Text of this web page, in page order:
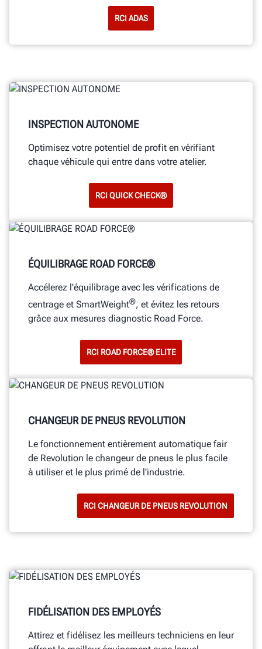
RCI ADAS
INSPECTION AUTONOME
Optimisez votre potentiel de profit en vérifiant
chaque véhicule qui entre dans votre atelier.
RCI QUICK CHECK®
ÉQUILIBRAGE ROAD FORCE®
Accélerez l'équilibrage avec les vérifications de
centrage et SmartWeight®, et évitez les retours
grâce aux mesures diagnostic Road Force.
RCI ROAD FORCE® ELITE
CHANGEUR DE PNEUS REVOLUTION
Le fonctionnement entièrement automatique fair
de Revolution le changeur de pneus le plus facile
à utiliser et le plus primé de l'industrie.
RCI CHANGEUR DE PNEUS REVOLUTION
FIDÉLISATION DES EMPLOYÉS
Attirez et fidélisez les meilleurs techniciens en leur